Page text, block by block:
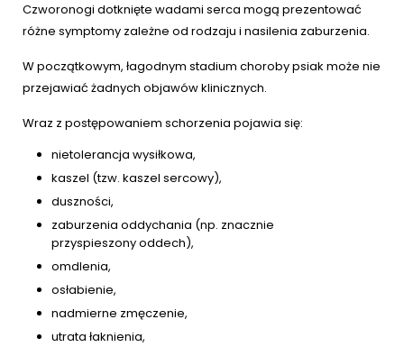
Czworonogi dotknięte wadami serca mogą prezentować
różne symptomy zależne od rodzaju i nasilenia zaburzenia.
W początkowym, łagodnym stadium choroby psiak może nie
przejawiać żadnych objawów klinicznych.
Wraz z postępowaniem schorzenia pojawia się:
nietolerancja wysiłkowa,
kaszel (tzw. kaszel sercowy),
duszności,
zaburzenia oddychania (np. znacznie
przyspieszony oddech),
omdlenia,
osłabienie,
nadmierne zmęczenie,
utrata łaknienia,